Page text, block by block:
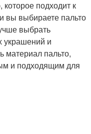
подходит к
вы выбираете пальто
выбрать
украшений и
материал пальто,
и подходящим для